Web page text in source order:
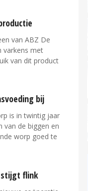
van ABZ De
varkens met
van dit product
bij
is in twintig jaar
de biggen en
worp goed te
stijgt flink